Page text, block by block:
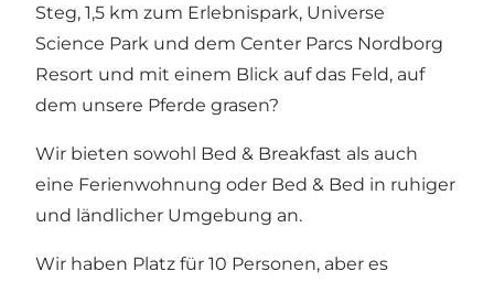
Steg, 1,5 km zum Erlebnispark, Universe
Science Park und dem Center Parcs Nordborg
Resort und mit einem Blick auf das Feld, auf
dem unsere Pferde grasen?
Wir bieten sowohl Bed & Breakfast als auch
eine Ferienwohnung oder Bed & Bed in ruhiger
und ländlicher Umgebung an.
Wir haben Platz für 10 Personen, aber es